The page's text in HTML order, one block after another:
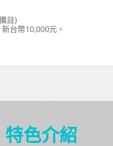
註)
台幣10,000元。
特色介紹